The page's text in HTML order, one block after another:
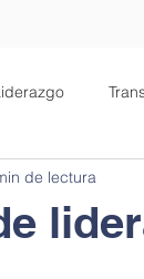
Filosofía
de lectura